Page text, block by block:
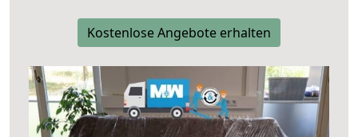
Kostenlose Angebote erhalten